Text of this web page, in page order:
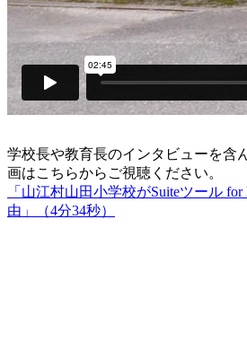
学校長や教育長のインタビューを含
画はこちらからご視聴ください。
「山江村山田小学校がSuiteツール
由」（4分34秒）